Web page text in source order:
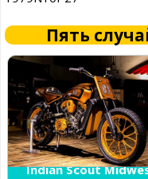
Пять
Indian Scout